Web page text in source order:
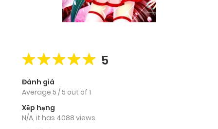
5
Đánh giá
Average 5 /5 out of 1
Xếp hạng
N/A, it has 4088 views